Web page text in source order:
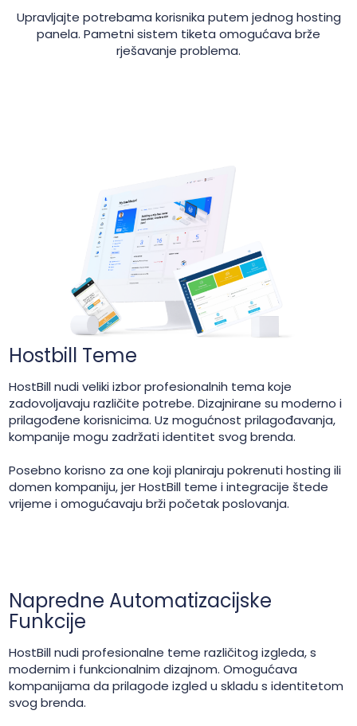
Upravljajte potrebama korisnika putem jednog hosting
panela. Pametni sistem tiketa omogućava brže
rješavanje problema.
Hostbill Teme
HostBill nudi veliki izbor profesionalnih tema koje
zadovoljavaju različite potrebe. Dizajnirane su moderno i
prilagođene korisnicima. Uz mogućnost prilagođavanja,
kompanije mogu zadržati identitet svog brenda.
Posebno korisno za one koji planiraju pokrenuti hosting ili
domen kompaniju, jer HostBill teme i integracije štede
vrijeme i omogućavaju brži početak poslovanja.
Napredne Automatizacijske
Funkcije
HostBill nudi profesionalne teme različitog izgleda, s
modernim i funkcionalnim dizajnom. Omogućava
kompanijama da prilagode izgled u skladu s identitetom
svog brenda.